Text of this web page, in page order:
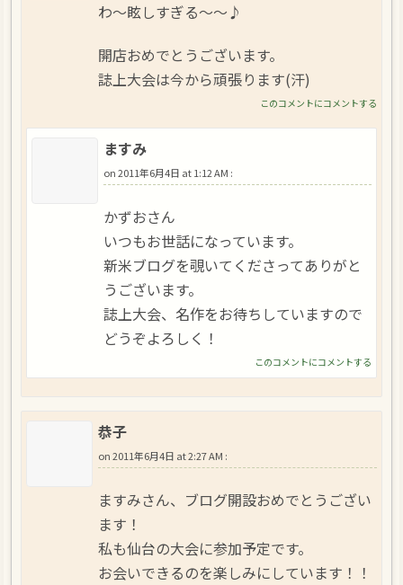
わ～眩しすぎる～～♪
開店おめでとうございます。
誌上大会は今から頑張ります(汗)
このコメントにコメントする
ますみ
on2011年6月4日 at 1:12 AM :
かずおさん
いつもお世話になっています。
新米ブログを覗いてくださってありがと
うございます。
誌上大会、名作をお待ちしていますので
どうぞよろしく！
このコメントにコメントする
恭子
on2011年6月4日 at 2:27 AM :
ますみさん、ブログ開設おめでとうござい
ます！
私も仙台の大会に参加予定です。
お会いできるのを楽しみにしています！！